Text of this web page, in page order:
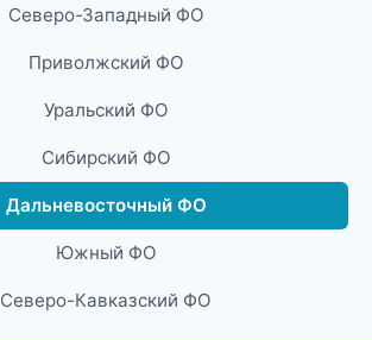
Северо-Западный ФО
Приволжский ФО
Уральский ФО
Сибирский ФО
Дальневосточный ФО
Южный ФО
Северо-Кавказский ФО